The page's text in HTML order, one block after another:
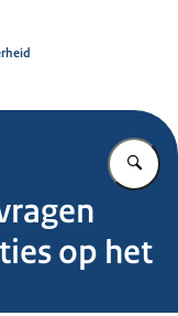
op het